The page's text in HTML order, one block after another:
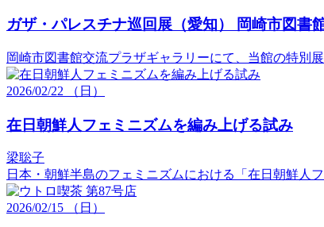
ガザ・パレスチナ巡回展（愛知） 岡崎市図書
岡崎市図書館交流プラザギャラリーにて、当館の特
2026/02/22 （日）
在日朝鮮人フェミニズムを編み上げる試み
梁聡子
日本・朝鮮半島のフェミニズムにおける「在日朝鮮
2026/02/15 （日）